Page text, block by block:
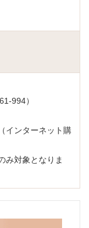
994）
インターネット購
み対象となりま